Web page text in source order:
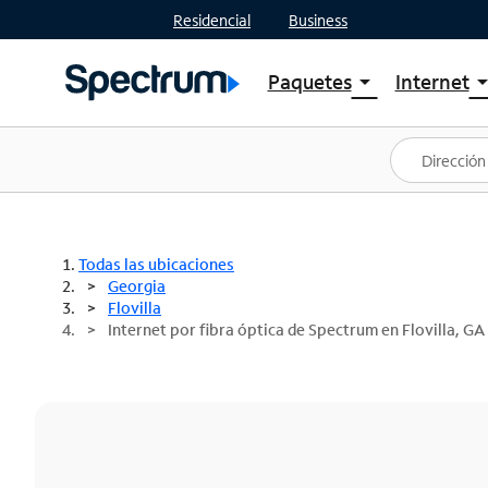
Residencial Business
Paquetesarrow_drop_down
Ver paquetes
Spectrum One
Mejores ofertas
Internetarrow_drop_down
Planes
Todas las ubicaciones
Georgia
Flovilla
Internet por fibra óptica de Spectrum en Flovilla, GA